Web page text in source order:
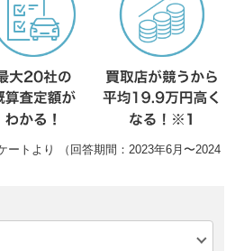
ートより （回答期間：2023年6月〜2024